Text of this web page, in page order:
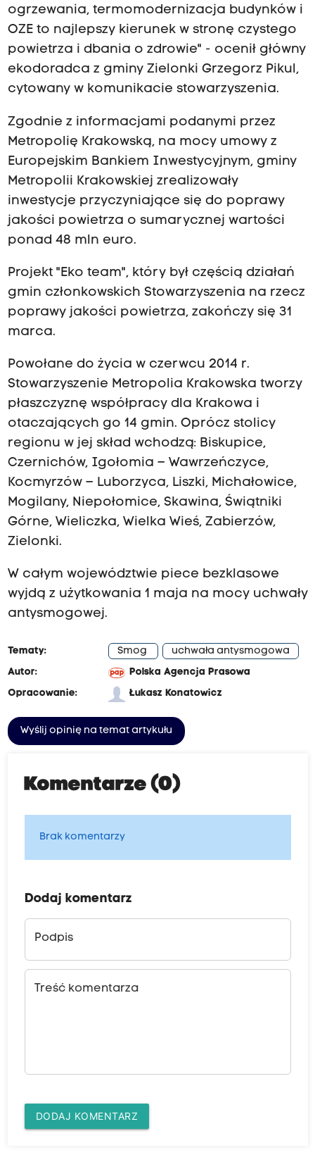
ogrzewania, termomodernizacja budynków i
OZE to najlepszy kierunek w stronę czystego
powietrza i dbania o zdrowie" - ocenił główny
ekodoradca z gminy Zielonki Grzegorz Pikul,
cytowany w komunikacie stowarzyszenia.
Zgodnie z informacjami podanymi przez
Metropolię Krakowską, na mocy umowy z
Europejskim Bankiem Inwestycyjnym, gminy
Metropolii Krakowskiej zrealizowały
inwestycje przyczyniające się do poprawy
jakości powietrza o sumarycznej wartości
ponad 48 mln euro.
Projekt "Eko team", który był częścią działań
gmin członkowskich Stowarzyszenia na rzecz
poprawy jakości powietrza, zakończy się 31
marca.
Powołane do życia w czerwcu 2014 r.
Stowarzyszenie Metropolia Krakowska tworzy
płaszczyznę współpracy dla Krakowa i
otaczających go 14 gmin. Oprócz stolicy
regionu w jej skład wchodzą: Biskupice,
Czernichów, Igołomia – Wawrzeńczyce,
Kocmyrzów – Luborzyca, Liszki, Michałowice,
Mogilany, Niepołomice, Skawina, Świątniki
Górne, Wieliczka, Wielka Wieś, Zabierzów,
Zielonki.
W całym województwie piece bezklasowe
wyjdą z użytkowania 1 maja na mocy uchwały
antysmogowej.
Tematy: Smog
uchwała antysmogowa
Autor:
Polska Agencja Prasowa
Opracowanie:
Łukasz Konatowicz
Wyślij opinię na temat artykułu
Komentarze (0)
Brak komentarzy
Dodaj komentarz
Podpis
Treść komentarza
DODAJ KOMENTARZ